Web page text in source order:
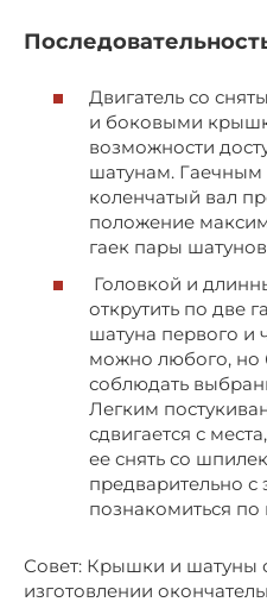
Двигатель со
и боковыми
возможности
шатунам.
коленчатый вал
положение
гаек пары
Головкой и
открутить по две
шатуна первого и
можно любого, но
соблюдать
Легким
сдвигается с
ее снять со
предварительно с
познакомиться по
Совет: Крышки и шатуны
изготовлении